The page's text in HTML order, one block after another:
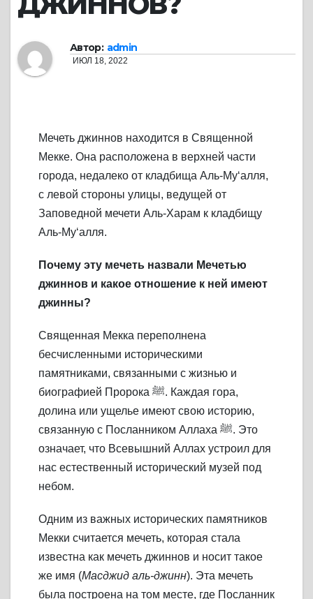
Автор: admin
ИЮЛ 18, 2022
Мечеть джиннов находится в Священной
Мекке. Она расположена в верхней части
города, недалеко от кладбища Аль-Му‘алля,
с левой стороны улицы, ведущей от
Заповедной мечети Аль-Харам к кладбищу
Аль-Му‘алля.
Почему эту мечеть назвали Мечетью
джиннов и какое отношение к ней имеют
джинны?
Священная Мекка переполнена
бесчисленными историческими
памятниками, связанными с жизнью и
биографией Пророка ﷺ. Каждая гора,
долина или ущелье имеют свою историю,
связанную с Посланником Аллаха ﷺ. Это
означает, что Всевышний Аллах устроил для
нас естественный исторический музей под
небом.
Одним из важных исторических памятников
Мекки считается мечеть, которая стала
известна как мечеть джиннов и носит такое
же имя (Масджид аль-джинн). Эта мечеть
была построена на том месте, где Посланник